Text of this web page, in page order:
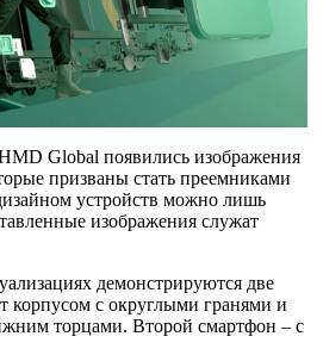
Global появились изображения
призваны стать преемниками
устройств можно лишь
изображения служат
демонстрируются две
корпусом с округлыми гранями и
торцами. Второй смартфон – с